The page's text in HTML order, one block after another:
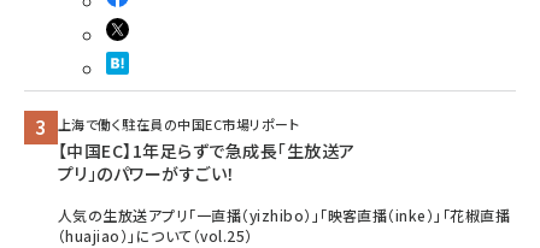
上海で働く駐在員の中国EC市場リポート
【中国EC】1年足らずで急成長「生放送ア
プリ」のパワーがすごい！
人気の生放送アプリ「一直播（yizhibo）」「映客直播（inke）」「花椒直播
（huajiao）」について（vol.25）